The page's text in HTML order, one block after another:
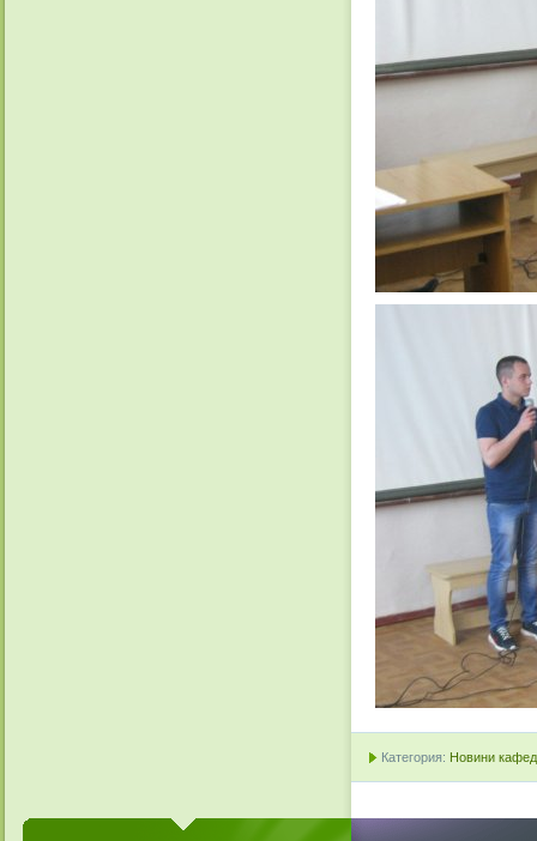
Категория: Новини